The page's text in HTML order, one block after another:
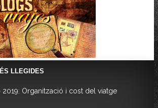
LLEGIDES
2019: Organització i cost del viatge